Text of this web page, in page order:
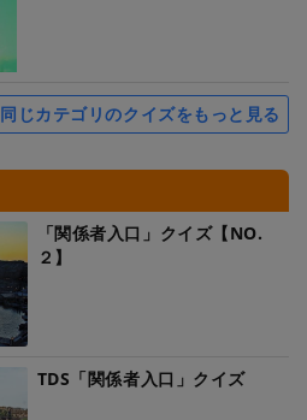
同じカテゴリのクイズをもっと見る
「関係者入口」クイズ【NO.
２】
TDS「関係者入口」クイズ